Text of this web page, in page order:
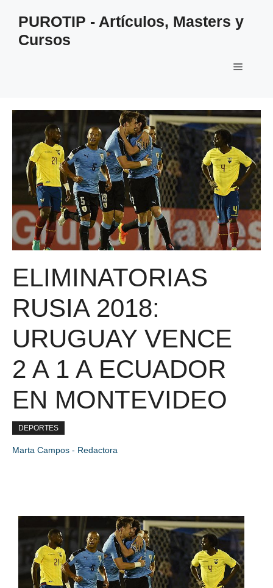
contenido
PUROTIP - Artículos, Masters y
Cursos
Menú
ELIMINATORIAS
RUSIA 2018:
URUGUAY VENCE
2 A 1 A ECUADOR
EN MONTEVIDEO
DEPORTES
Marta Campos - Redactora